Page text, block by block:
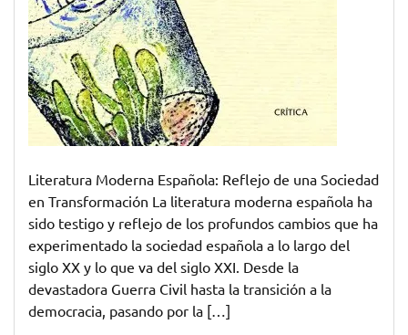
Literatura Moderna Española: Reflejo de una Sociedad
en Transformación La literatura moderna española ha
sido testigo y reflejo de los profundos cambios que ha
experimentado la sociedad española a lo largo del
siglo XX y lo que va del siglo XXI. Desde la
devastadora Guerra Civil hasta la transición a la
democracia, pasando por la […]